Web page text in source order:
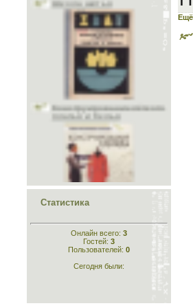
Учитесь шить и вязать
Головные уборы
Меховые головные уборы
Исторический раздел
Одежда для кукол
Шьём животным
Рукоделие
Стихи
Склад
Конструирование лёгкого
платья и белья
Конструирование
одежды
самых маленьких
Статистика
Онлайн всего: 3
Гостей: 3
Пользователей: 0
Сегодня были: